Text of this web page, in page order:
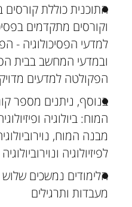
התוכנית כוללת קורסים
וקורסים מתקדמים
למדעי הפסיכולוגיה -
ובמדעי המחשב בבית
הפקולטה למדעים
בנוסף, ניתנים מספר
המוח: ביולוגיה
מבנה המוח,
לפיזיולוגיה
הלימודים נמשכים
מעבדות ותרגילים